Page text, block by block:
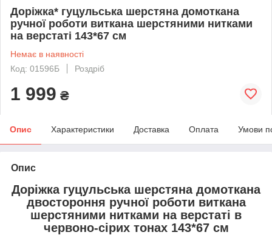
Доріжка* гуцульська шерстяна домоткана
ручної роботи виткана шерстяними нитками
на верстаті 143*67 см
Немає в наявності
Код: 01596Б
Роздріб
1 999 ₴
Опис Характеристики Доставка Оплата Умови
Опис
Доріжка гуцульська шерстяна домоткана
двостороння ручної роботи виткана
шерстяними нитками на верстаті в
червоно-сірих тонах 143*67 см